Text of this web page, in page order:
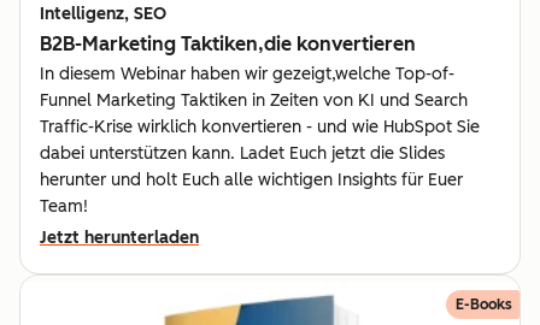
Intelligenz, SEO
B2B-Marketing Taktiken,die konvertieren
In diesem Webinar haben wir gezeigt,welche Top-of-
Funnel Marketing Taktiken in Zeiten von KI und Search
Traffic-Krise wirklich konvertieren - und wie HubSpot Sie
dabei unterstützen kann. Ladet Euch jetzt die Slides
herunter und holt Euch alle wichtigen Insights für Euer
Team!
Jetzt herunterladen
E-Books